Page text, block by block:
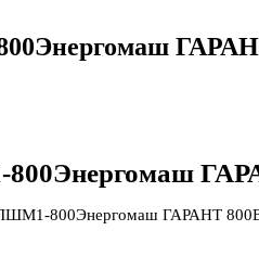
ЛШМ1-800Энергомаш ГАРАНТ